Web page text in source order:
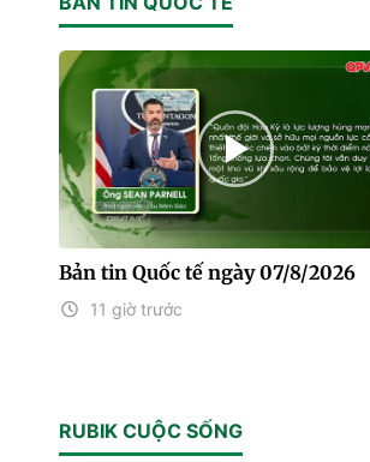
Bản tin Quốc tế ngày 07/8/2026
11 giờ trước
RUBIK CUỘC SỐNG